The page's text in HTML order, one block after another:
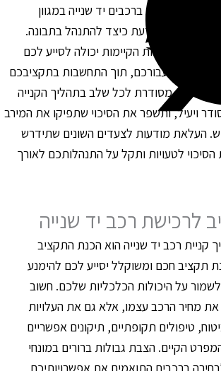
השוק מלא ברכבים יד שנייה במגוון
ולכן חשוב לדעת כיצד להתנהל בתבונה.
האפשרויות הקיימות יכולה לסייע לכם
ביותר עבורכם, תוך התחשבות בתקציבכם
תוכנית מסודרת לכל שלב בתהליך הקנייה
ויעיל, ותשפר את הסיכוי שתפיקו את המירב
העלאת מודעות לצעדים השונים שתידרש
לטעויות ותקל על התנהלותכם לאורך
לרכישת רכב יד שנייה
קניית רכב יד שנייה הוא הכנת התקציב
חכם ומשוקלל יסייע לכם להימנע
על היכולות הכלכליות שלכם. חשוב
מחיר הרכב עצמו, אלא גם את העלויות
טיפולים תקופתיים, תיקונים אפשריים
הקיים. הצבת גבולות ברורים במונחי
ברכבים התואמים את אפשרויותיכם